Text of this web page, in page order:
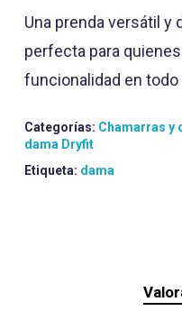
Una prenda versátil y
perfecta para
funcionalidad en
Categorías: Chamarras y
dama Dryfit
Etiqueta: dama